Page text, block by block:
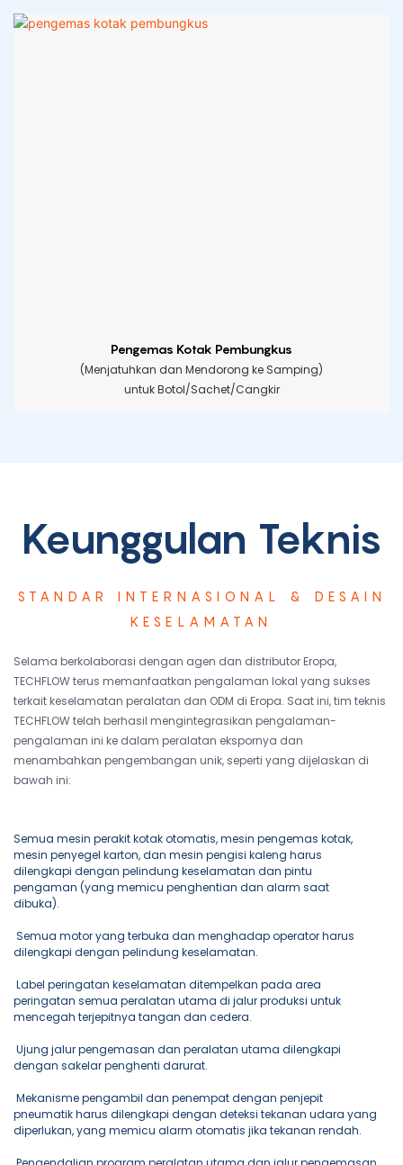
Pengemas Kotak Pembungkus
(Menjatuhkan dan Mendorong ke Samping)
untuk Botol/Sachet/Cangkir
Keunggulan Teknis
STANDAR INTERNASIONAL & DESAIN
KESELAMATAN
Selama berkolaborasi dengan agen dan distributor Eropa,
TECHFLOW terus memanfaatkan pengalaman lokal yang sukses
terkait keselamatan peralatan dan ODM di Eropa. Saat ini, tim teknis
TECHFLOW telah berhasil mengintegrasikan pengalaman-
pengalaman ini ke dalam peralatan ekspornya dan
menambahkan pengembangan unik, seperti yang dijelaskan di
bawah ini:
Semua mesin perakit kotak otomatis, mesin pengemas kotak,
mesin penyegel karton, dan mesin pengisi kaleng harus
dilengkapi dengan pelindung keselamatan dan pintu
pengaman (yang memicu penghentian dan alarm saat
dibuka).
Semua motor yang terbuka dan menghadap operator harus
dilengkapi dengan pelindung keselamatan.
Label peringatan keselamatan ditempelkan pada area
peringatan semua peralatan utama di jalur produksi untuk
mencegah terjepitnya tangan dan cedera.
Ujung jalur pengemasan dan peralatan utama dilengkapi
dengan sakelar penghenti darurat.
Mekanisme pengambil dan penempat dengan penjepit
pneumatik harus dilengkapi dengan deteksi tekanan udara yang
diperlukan, yang memicu alarm otomatis jika tekanan rendah.